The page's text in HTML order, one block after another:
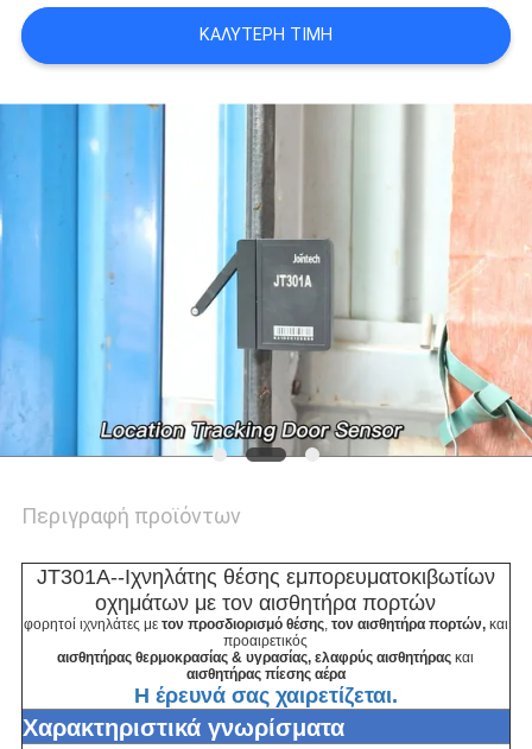
SITEMAP
PRIVACY
POLICY
ΚΑΛΎΤΕΡΗ ΤΙΜΉ
Περιγραφή προϊόντων
JT301A--Ιχνηλάτης θέσης εμπορευματοκιβωτίων
οχημάτων με τον αισθητήρα πορτών
φορητοί ιχνηλάτες με τον προσδιορισμό θέσης, τον αισθητήρα πορτών,και
προαιρετικός
αισθητήρας θερμοκρασίας & υγρασίας, ελαφρύς αισθητήρας και
αισθητήρας πίεσης αέρα
Η έρευνά σας χαιρετίζεται.
Χαρακτηριστικά γνωρίσματα